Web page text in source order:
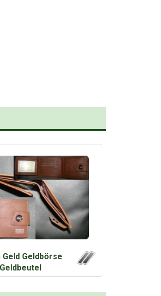
Geld Geldbörse
Geldbeutel